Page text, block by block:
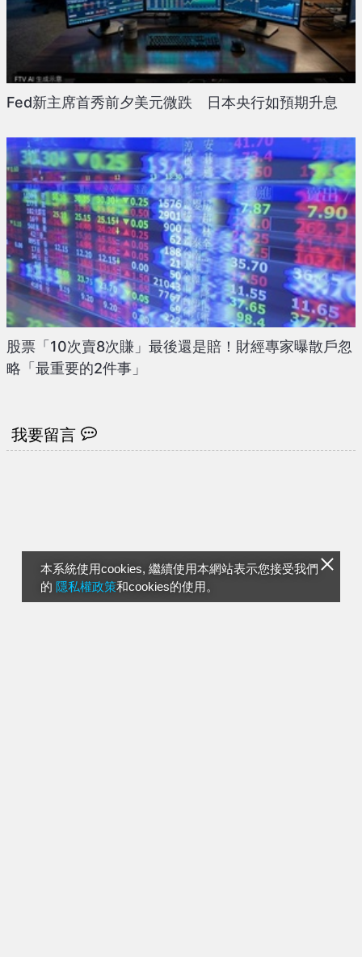
本系統使用cookies, 繼續使用本網站表示您接受我們
的 隱私權政策和cookies的使用。
Fed新主席首秀前夕美元微跌 日本央行如預期升息
股票「10次賣8次賺」最後還是賠！財經專家曝散戶忽
略「最重要的2件事」
我要留言